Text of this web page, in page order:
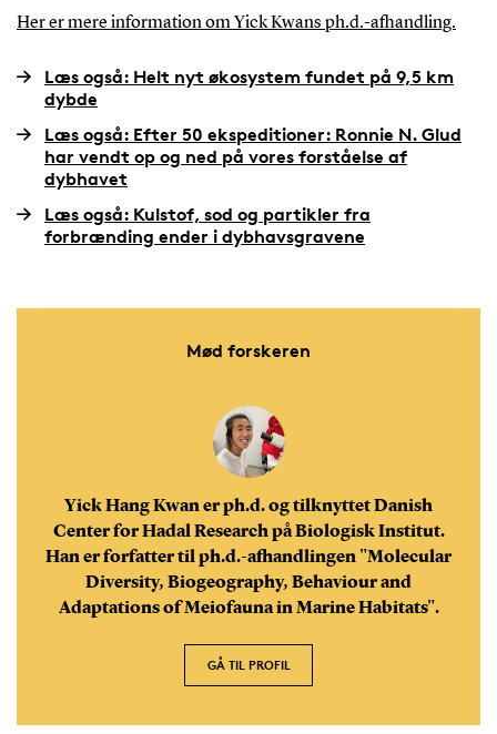
Her er mere information om Yick Kwans ph.d.-afhandling.
Læs også: Helt nyt økosystem fundet på 9,5 km
dybde
Læs også: Efter 50 ekspeditioner: Ronnie N. Glud
har vendt op og ned på vores forståelse af
dybhavet
Læs også: Kulstof, sod og partikler fra
forbrænding ender i dybhavsgravene
Mød forskeren
Yick Hang Kwan er ph.d. og tilknyttet Danish
Center for Hadal Research på Biologisk Institut.
Han er forfatter til ph.d.-afhandlingen "Molecular
Diversity, Biogeography, Behaviour and
Adaptations of Meiofauna in Marine Habitats".
GÅ TIL PROFIL